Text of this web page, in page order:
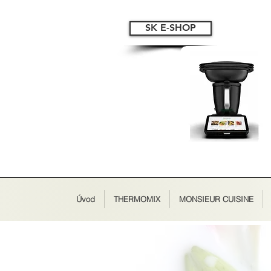
SK E-SHOP
Úvod THERMOMIX MONSIEUR CUISINE